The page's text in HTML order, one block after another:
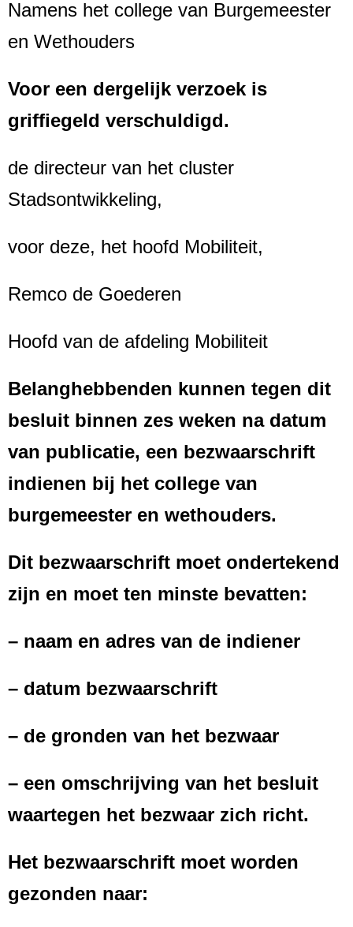
Namens het college van Burgemeester
en Wethouders
Voor een dergelijk verzoek is
griffiegeld verschuldigd.
de directeur van het cluster
Stadsontwikkeling,
voor deze, het hoofd Mobiliteit,
Remco de Goederen
Hoofd van de afdeling Mobiliteit
Belanghebbenden kunnen tegen dit
besluit binnen zes weken na datum
van publicatie, een bezwaarschrift
indienen bij het college van
burgemeester en wethouders.
Dit bezwaarschrift moet ondertekend
zijn en moet ten minste bevatten:
– naam en adres van de indiener
– datum bezwaarschrift
– de gronden van het bezwaar
– een omschrijving van het besluit
waartegen het bezwaar zich richt.
Het bezwaarschrift moet worden
gezonden naar: